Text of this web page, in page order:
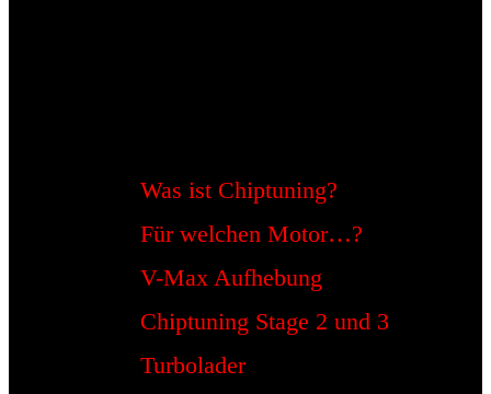
Was ist Chiptuning?
Für welchen Motor…?
V-Max Aufhebung
Chiptuning Stage 2 und 3
Turbolader